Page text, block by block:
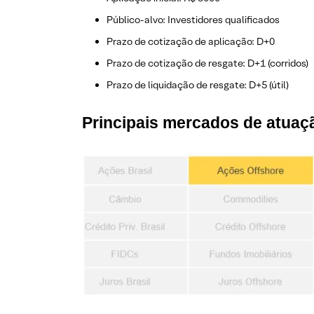
Público-alvo: Investidores qualificados
Prazo de cotização de aplicação: D+0
Prazo de cotização de resgate: D+1 (corridos)
Prazo de liquidação de resgate: D+5 (útil)
Principais mercados de